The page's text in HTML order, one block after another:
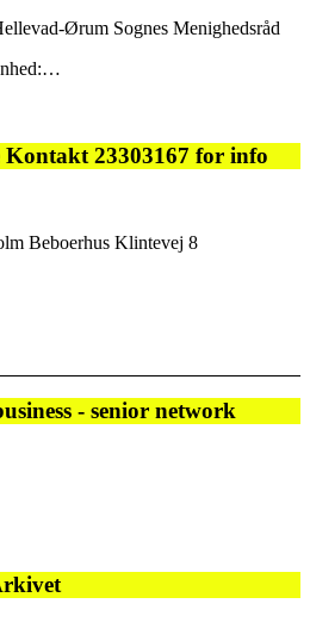
Ørum Sognes Menighedsråd
Kontakt 23303167 for info
Beboerhus Klintevej 8
- senior network